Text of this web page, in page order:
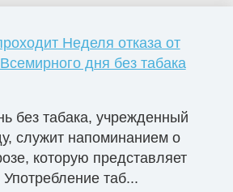
Неделя отказа от
дня без табака
без табака, учрежденный
служит напоминанием о
которую представляет
таб...